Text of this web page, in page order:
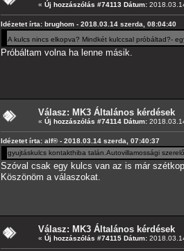
« Új hozzászólás #74113 Dátum:
Idézetet írta: brughom - 2018.03.14 szerda, 08:04:40
A kulcs nincs elkopva? Mindkét kulccsal próbáltad?-
Próbáltam volna ha lenne másik.
Válasz: MK3 Általános kérdések
« Új hozzászólás #74114 Dátum:
Idézetet írta: alf® - 2018.03.14 szerda, 07:40:37
gyujtáskulcs kontakthiba talán.Autovillamossági
Szóval csak egy kulcs van az is már
Köszönöm a válaszokat.
Válasz: MK3 Általános kérdések
« Új hozzászólás #74115 Dátum: